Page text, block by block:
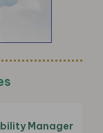
Manager